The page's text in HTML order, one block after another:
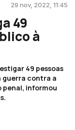
29 nov, 2022, 11:45
49
à
49 pessoas
guerra contra a
penal, informou